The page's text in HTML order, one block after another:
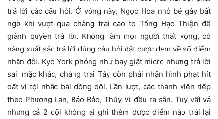
trả lời các câu hỏi. Ở vòng này, Ngọc Hoa nhỏ bé gây bất
ngờ khi vượt qua chàng trai cao to Tống Hạo Thiện để
giành quyền trả lời. Không làm mọi người thất vọng, cô
nàng xuất sắc trả lời đúng câu hỏi đặt cược đem về số điểm
nhân đôi. Kyo York phóng như bay giật micro nhưng trả lời
sai, mặc khác, chàng trai Tây còn phải nhận hình phạt hít
đất vì tội nhắc bài đồng đội. Lần lượt, các thành viên tiếp
theo Phương Lan, Bảo Bảo, Thúy Vi đều ra sân. Tuy vất vả
nhưng cả 2 đội không ai ghi thêm được điểm nào trái lại